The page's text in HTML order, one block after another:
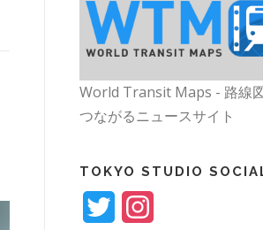
World Transit Maps - 路線
つながるニュースサイト
TOKYO STUDIO
Twitter